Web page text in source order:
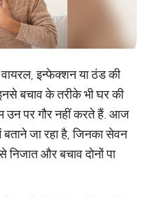
इन्फेक्शन या ठंड की
बचाव के तरीके भी घर की
उन पर गौर नहीं करते हैं. आज
जा रहा है, जिनका सेवन
और बचाव दोनों पा